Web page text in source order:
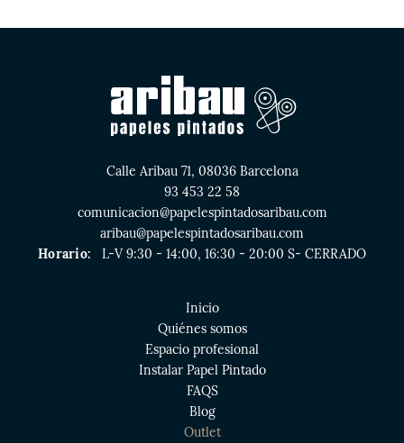
Calle Aribau 71, 08036 Barcelona
93 453 22 58
comunicacion@papelespintadosaribau.com
aribau@papelespintadosaribau.com
Horario:
L-V 9:30 - 14:00, 16:30 - 20:00 S- CERRADO
Inicio
Quiénes somos
Espacio profesional
Instalar Papel Pintado
FAQS
Blog
Outlet